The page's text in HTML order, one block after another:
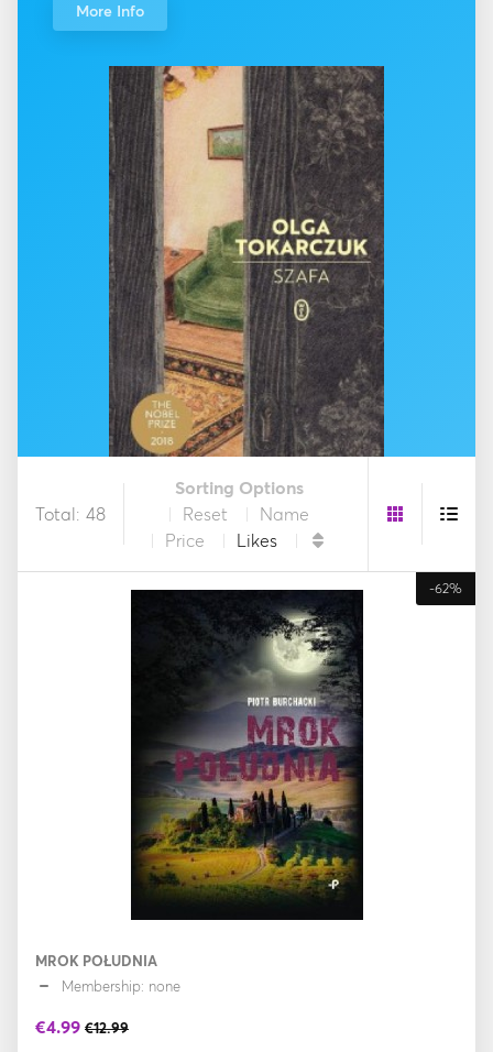
More Info
Total: 48
Sorting Options
Reset
Name
Price
Likes
-62%
MROK POŁUDNIA
Membership: none
€4.99 €12.99